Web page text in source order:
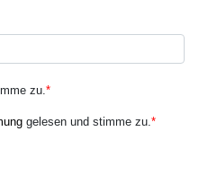
zu.*
gelesen und stimme zu.*